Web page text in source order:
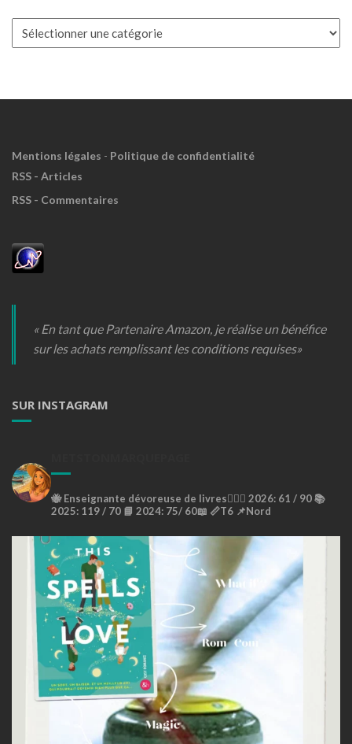
Mentions légales - Politique de confidentialité
RSS - Articles
RSS - Commentaires
« En tant que Partenaire Amazon, je réalise un bénéfice
sur les achats remplissant les conditions requises»
SUR INSTAGRAM
🐝Enseignante dévoreuse de livres🙇🏼‍♀️ 2026: 61 / 90 📚
2025: 119 / 70 📘 2024: 75/ 60📖 📏T6 📌Nord